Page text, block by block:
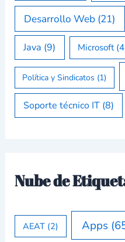
Desarrollo Web (21)
Java (9) Microsoft
Política y Sindicatos (1)
Soporte técnico IT (8)
Nube de
AEAT(2) Apps